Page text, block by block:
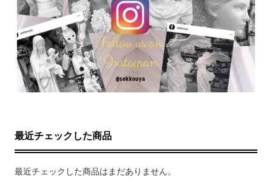
最近チェックした商品
最近チェックした商品はまだありません。